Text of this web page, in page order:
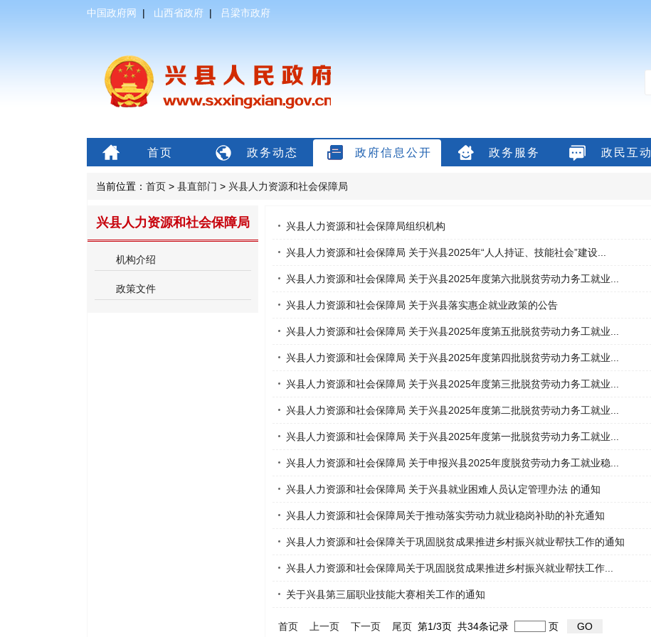
中国政府网 | 山西省政府 | 吕梁市政府
首页 政务动态 政府信息公开 政务服务 政民互动
当前位置： 首页 > 县直部门 > 兴县人力资源和社会保障局
兴县人力资源和社会保障局
机构介绍
政策文件
兴县人力资源和社会保障局组织机构
兴县人力资源和社会保障局 关于兴县2025年“人人持证、技能社会”建设...
兴县人力资源和社会保障局 关于兴县2025年度第六批脱贫劳动力务工就业...
兴县人力资源和社会保障局 关于兴县落实惠企就业政策的公告
兴县人力资源和社会保障局 关于兴县2025年度第五批脱贫劳动力务工就业...
兴县人力资源和社会保障局 关于兴县2025年度第四批脱贫劳动力务工就业...
兴县人力资源和社会保障局 关于兴县2025年度第三批脱贫劳动力务工就业...
兴县人力资源和社会保障局 关于兴县2025年度第二批脱贫劳动力务工就业...
兴县人力资源和社会保障局 关于兴县2025年度第一批脱贫劳动力务工就业...
兴县人力资源和社会保障局 关于申报兴县2025年度脱贫劳动力务工就业稳...
兴县人力资源和社会保障局 关于兴县就业困难人员认定管理办法 的通知
兴县人力资源和社会保障局关于推动落实劳动力就业稳岗补助的补充通知
兴县人力资源和社会保障关于巩固脱贫成果推进乡村振兴就业帮扶工作的通知
兴县人力资源和社会保障局关于巩固脱贫成果推进乡村振兴就业帮扶工作...
关于兴县第三届职业技能大赛相关工作的通知
首页 上一页 下一页 尾页 第1/3页 共34条记录 页